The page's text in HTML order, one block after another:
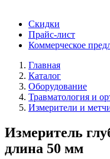
Скидки
Прайс-лист
Коммерческое
Главная
Каталог
Оборудование
Травматология и
Измерители и
Измеритель
длина 50 мм